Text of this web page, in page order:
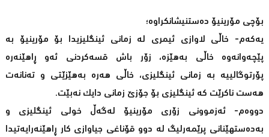
بۆچی مۆرینیۆ دەستنیشانکراوە؛
یەکەم- خاڵی لاوازی ئیمری لە زمانی ئینگلیزیدا بۆ مۆرینیۆ بە
پێچەوانەوە خاڵی بەهێزە، زۆر باش قسەکردنی ئەو ڕاهێنەرە
پۆرتوگالییە بە زمانی ئینگلیزی، خاڵی هەرە بەهێزێتی و تەنانەت
هەست ناکرێت کە ئینگلیزی بۆ جۆزێ زمانی دایک نەبێت.
دووەم- ئەزموونی زۆری مۆرینیۆ لەگەڵ خولی ئینگلیزی و
بەدەستهێنانی پرێمەرلیگ لە دوو قۆناغی جیاوازی کار ڕاهێنەرایەتیدا